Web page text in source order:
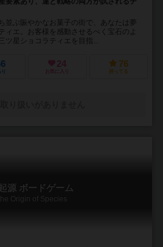
並ぶ賑やかなお菓子の街で、あなたは夢
ィエ。お客様を感動させるべく宝石のよ
ツ星ショコラティエを目指...
24
お気に入り
76
持ってる
源 ボードゲーム
Origin of Species